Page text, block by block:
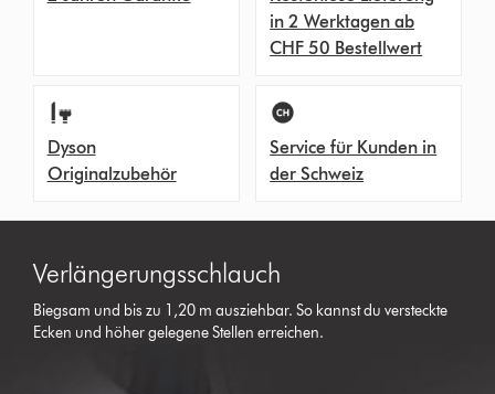
in 2 Werktagen ab
CHF 50 Bestellwert
Dyson
Originalzubehör
Service für Kunden in
der Schweiz
Verlängerungsschlauch
Biegsam und bis zu 1,20 m ausziehbar. So kannst du versteckte
Ecken und höher gelegene Stellen erreichen.